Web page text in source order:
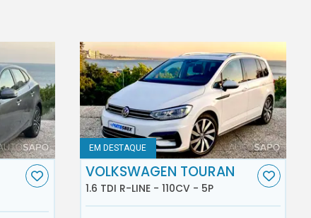
EM DESTAQUE
VOLKSWAGEN TOURAN
1.6 TDI R-LINE - 110CV - 5P